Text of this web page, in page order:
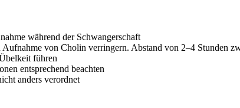
während der Schwangerschaft
von Cholin verringern. Abstand von 2–4 Stunden
führen
entsprechend beachten
anders verordnet